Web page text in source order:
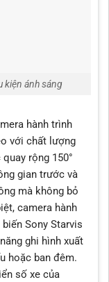
kiện ánh sáng
hành trình
với chất lượng
rộng 150°
gian trước và
mà không bỏ
camera hành
Sony Starvis
ghi hình xuất
hoặc ban đêm.
số xe của